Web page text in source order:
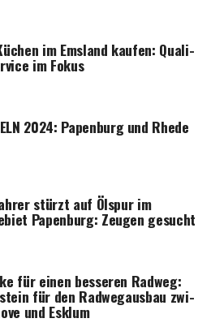
im Ems­land kau­fen: Qua­li­
im Fokus
2024: Papen­burg und Rhe­de
stürzt auf Ölspur im
Papen­burg: Zeu­gen gesucht
für einen bes­se­ren Rad­weg:
für den Rad­weg­aus­bau zwi­
und Esklum